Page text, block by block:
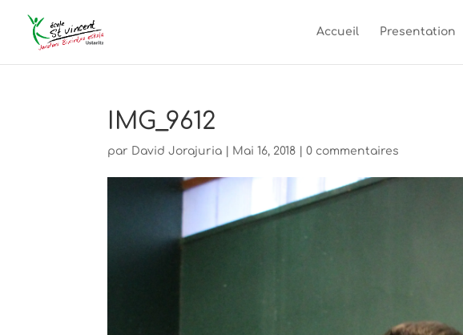
Accueil Presentation
IMG_9612
par David Jorajuria Mai 16, 2018 |0 commentaires